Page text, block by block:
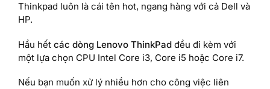
Thinkpad luôn là cái tên hot, ngang hàng với cả Dell và
HP.
Hầu hết các dòng Lenovo ThinkPad đều đi kèm với
một lựa chọn CPU Intel Core i3, Core i5 hoặc Core i7.
Nếu bạn muốn xử lý nhiều hơn cho công việc liên